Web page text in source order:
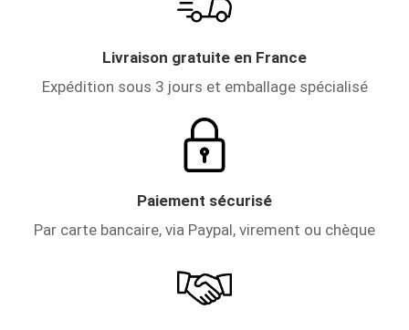
Livraison gratuite en France
Expédition sous 3 jours et emballage spécialisé
Paiement sécurisé
Par carte bancaire, via Paypal, virement ou chèque